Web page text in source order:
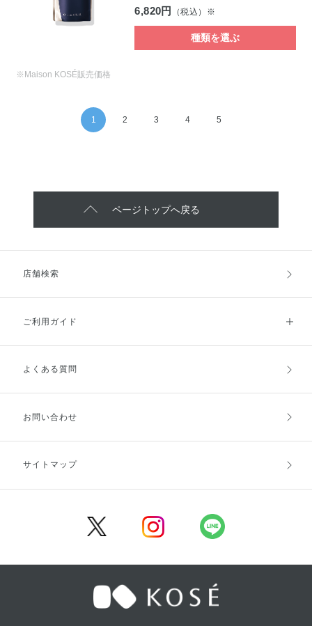
6,820円 （税込）※
種類を選ぶ
※Maison KOSÉ販売価格
1 2 3 4 5
ページトップへ戻る
店舗検索
ご利用ガイド
ご利用ガイドトップ
お支払方法
キャンセル・返品・交換
よくある質問
お問い合わせ
サイトマップ